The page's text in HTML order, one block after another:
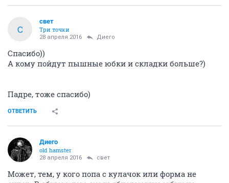
С
свет
Три точки
28 апреля 2016 Диего
Спасибо))
А кому пойдут пышные юбки и складки больше?)
Падре, тоже спасибо)
ОТВЕТИТЬ
Диего
old hamster
28 апреля 2016 свет
Может, тем, у кого попа с кулачок или форма не